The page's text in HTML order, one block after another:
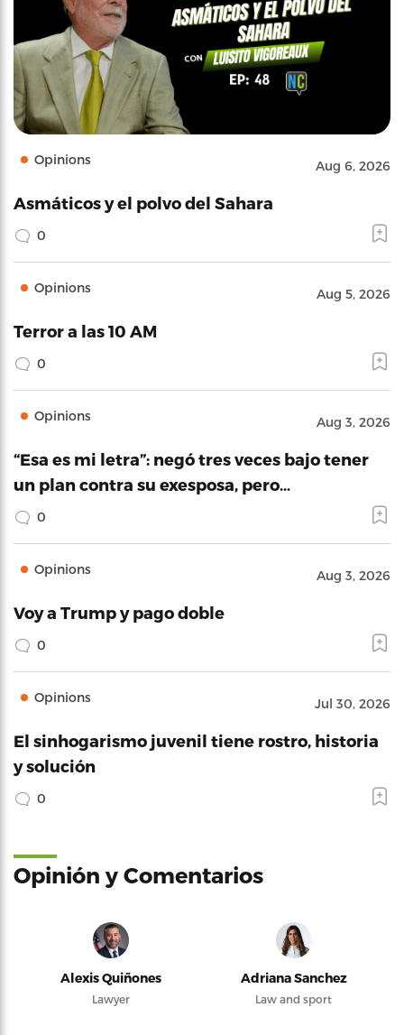
Opinions Aug 6, 2026
Asmáticos y el polvo del Sahara
0
Opinions Aug 5, 2026
Terror a las 10 AM
0
Opinions Aug 3, 2026
“Esa es mi letra”: negó tres veces bajo tener
un plan contra su exesposa, pero…
0
Opinions Aug 3, 2026
Voy a Trump y pago doble
0
Opinions Jul 30, 2026
El sinhogarismo juvenil tiene rostro, historia
y solución
0
Opinión y Comentarios
Alexis Quiñones
Lawyer
Adriana Sanchez
Law and sport